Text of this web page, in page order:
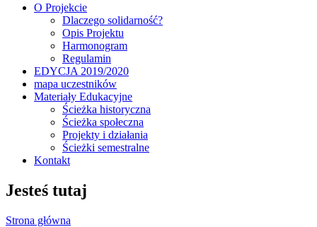
O Projekcie
Dlaczego solidarność?
Opis Projektu
Harmonogram
Regulamin
EDYCJA 2019/2020
mapa uczestników
Materiały Edukacyjne
Ścieżka historyczna
Ścieżka społeczna
Projekty i działania
Ścieżki semestralne
Kontakt
Jesteś tutaj
Strona główna